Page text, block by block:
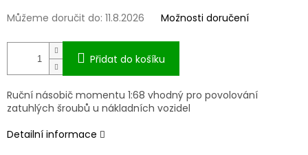
Můžeme doručit do: 11.8.2026 Možnosti doručení
Přidat do košíku
Ruční násobič momentu 1:68 vhodný pro povolování
zatuhlých šroubů u nákladních vozidel
Detailní informace